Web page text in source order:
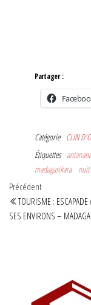
Partager :
Catégorie CLIN
Étiquettes
madagasikara
nuit
Navigation
de
Article
précédent
Précédent
TOURISME : ESCAPADE
SES ENVIRONS –